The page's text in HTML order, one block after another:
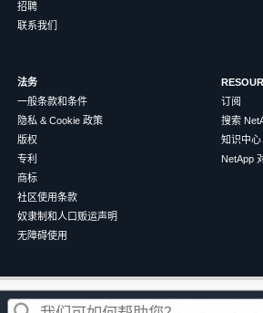
这篇文章对您有帮助吗？
招聘
联系我们
法务
一般条款和条件
隐私 & Cookie 政策
版权
专利
商标
社区使用条款
奴隶制和人口贩运声明
无障碍使用
订阅
搜索
知识中心
NetApp
©2026NetApp 中文（简体）